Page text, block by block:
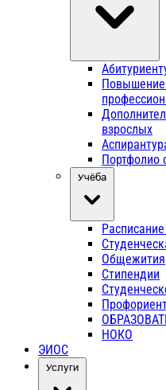
взрослых
Портфолио
Учёба
Общежития
Стипендии
НОКО
ЭИОС
Услуги